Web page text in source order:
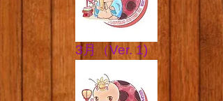
​​3月（Ver. 1)